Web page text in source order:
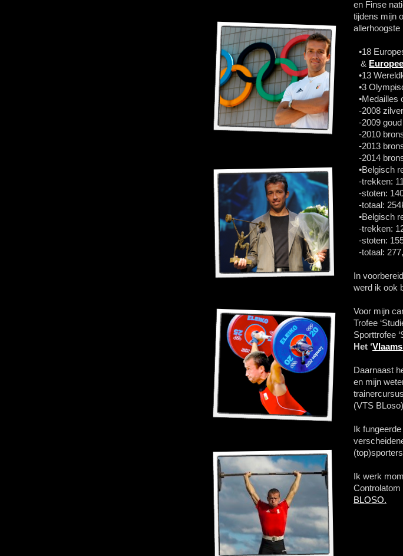
en Finse
tijdens mijn
allerhoogste
•18
&
•13
•3
•Medailles
-2008
-2009
-2010
-2013
-2014
•Belgisch
-trekken:
-stoten:
-totaal:
•Belgisch
-trekken:
-stoten:
-totaal:
In
werd ik ook
Voor mijn
Trofee
Sporttrofee
Het ‘
Daarnaast
en mijn
(VTS
Ik
Ik werk
Controlatom
BLOSO.